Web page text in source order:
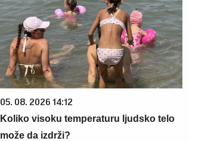
05. 08. 2026 14:12
Koliko visoku temperaturu ljudsko telo
može da izdrži?